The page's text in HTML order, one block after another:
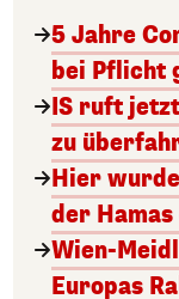
5 Jahre
bei Pflicht
IS ruft
zu
Hier
der
Wien-
Europas